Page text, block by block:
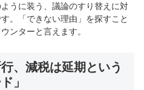
うに装う、議論のすり替えに対
。「できない理由」を探すこと
ンターと言えます。
、減税は延期という
」